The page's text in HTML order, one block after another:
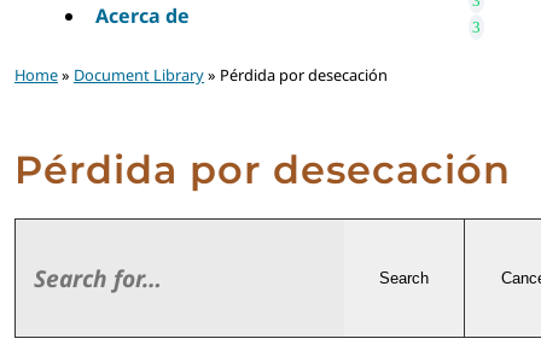
Acerca de
Home» Document Library» Pérdida por desecación
Pérdida por desecación
Search